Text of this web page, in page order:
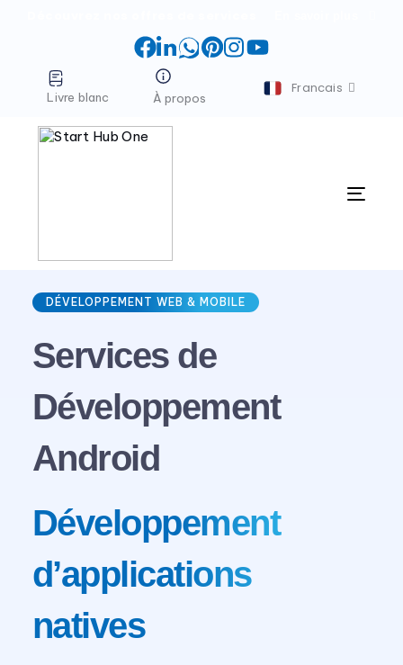
Facebook
LinkedIn
WhatsApp
Pinterest
Instagram
YouTube
Livre blanc À propos
Francais
Menu
DÉVELOPPEMENT WEB & MOBILE
Services de
Développement
Android
Développement
d’applications
natives